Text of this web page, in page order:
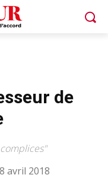
de
8 avril 2018